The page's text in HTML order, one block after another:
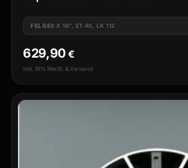
FELGE8 X 18", ET 40, LK 112
629,90€
inkl. 19% MwSt. & Versand